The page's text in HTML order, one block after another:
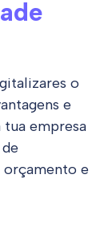
o
e
empresa
orçamento e